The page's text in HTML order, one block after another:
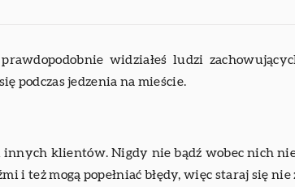
widziałeś ludzi
podczas jedzenia na mieście.
klientów. Nigdy nie bądź wobec nich
i też mogą popełniać błędy, więc staraj się nie